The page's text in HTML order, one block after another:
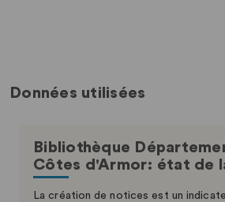
Données utilisées
Bibliothèque
Côtes d'Armor: état de
La création de notices est un